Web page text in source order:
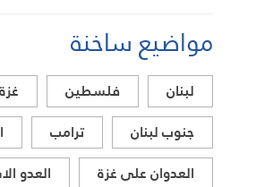
مواضيع ساخنة
لبنان فلسطين غزة
جنوب لبنان
ترامب
العدوان على غزة
العدو